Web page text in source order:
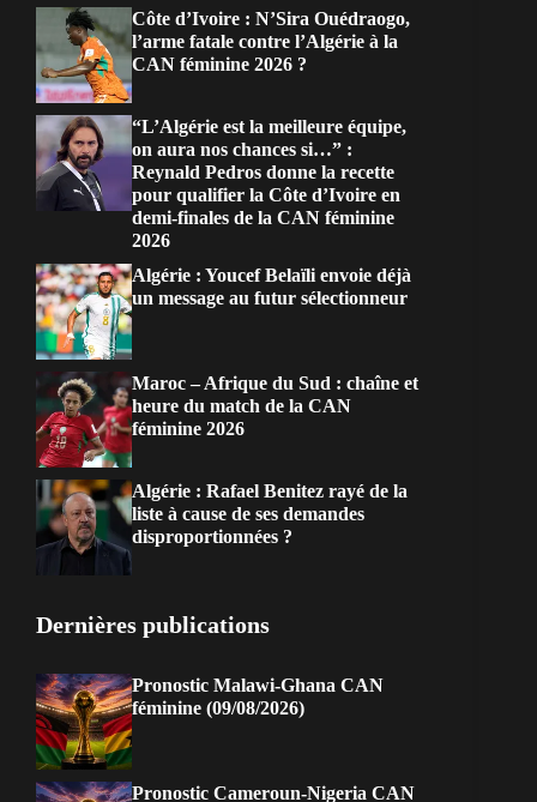
Côte d’Ivoire : N’Sira Ouédraogo,
l’arme fatale contre l’Algérie à la
CAN féminine 2026 ?
“L’Algérie est la meilleure équipe,
on aura nos chances si…” :
Reynald Pedros donne la recette
pour qualifier la Côte d’Ivoire en
demi-finales de la CAN féminine
2026
Algérie : Youcef Belaïli envoie déjà
un message au futur sélectionneur
Maroc – Afrique du Sud : chaîne et
heure du match de la CAN
féminine 2026
Algérie : Rafael Benitez rayé de la
liste à cause de ses demandes
disproportionnées ?
Dernières publications
Pronostic Malawi-Ghana CAN
féminine (09/08/2026)
Pronostic Cameroun-Nigeria CAN